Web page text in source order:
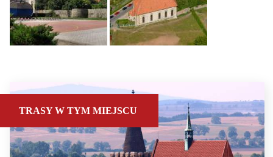
TRASY W TYM MIEJSCU